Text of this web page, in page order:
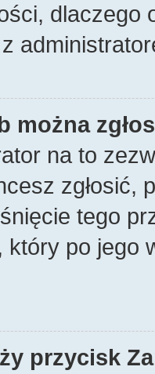
dlaczego
można
na to
zgłosić,
tego
po jego
przycisk